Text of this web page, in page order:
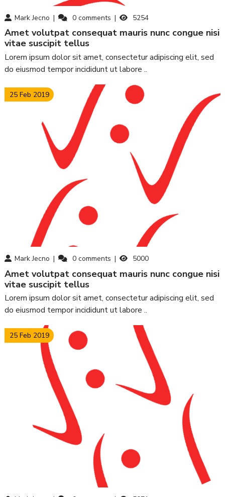
Mark Jecno 0 comments 5254
amet volutpat consequat mauris nunc congue nisi
vitae suscipit tellus
Lorem ipsum dolor sit amet, consectetur adipiscing elit, sed
do eiusmod tempor incididunt ut labore ..
Mark Jecno 0 comments 5000
25 Feb 2019
amet volutpat consequat mauris nunc congue nisi
vitae suscipit tellus
Lorem ipsum dolor sit amet, consectetur adipiscing elit, sed
do eiusmod tempor incididunt ut labore ..
25 Feb 2019